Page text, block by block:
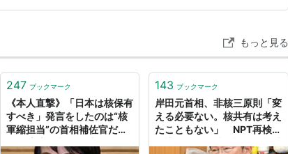
もっと見る
247 ブックマーク
《本人直撃》「日本は核保有
すべき」発言をしたのは“核
軍縮担当”の首相補佐官だっ
143 ブックマーク
岸田元首相、非核三原則「変
える必要ない。核共有は考え
たこともない」 NPT再検討